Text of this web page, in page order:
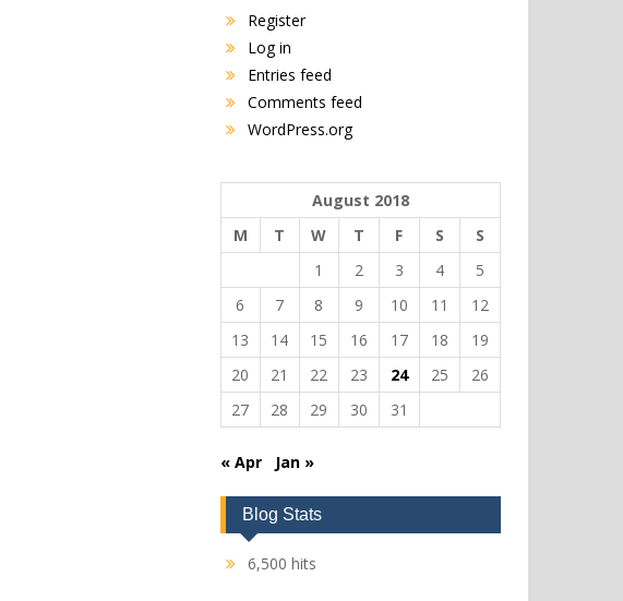
Register
Log in
Entries feed
Comments feed
WordPress.org
August 2018
M
T W T F S
S
1
2 3 4
5
6
7 8 9 10 11
12
13
14 15 16 17 18
19
20
21 22 23 24 25
26
27
28 29 30 31
« Apr Jan »
Blog Stats
6,500 hits